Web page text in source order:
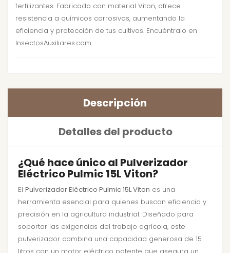
fertilizantes. Fabricado con material Viton, ofrece
resistencia a químicos corrosivos, aumentando la
eficiencia y protección de tus cultivos. Encuéntralo en
InsectosAuxiliares.com.
Descripción
Detalles del producto
¿Qué hace único al Pulverizador
Eléctrico Pulmic 15L Viton?
El Pulverizador Eléctrico Pulmic 15L Viton es una
herramienta esencial para quienes buscan eficiencia y
precisión en la agricultura industrial. Diseñado para
soportar las exigencias del trabajo agrícola, este
pulverizador combina una capacidad generosa de 15